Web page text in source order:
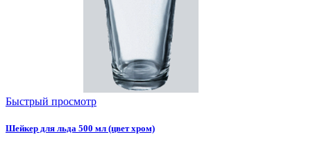
Быстрый просмотр
Шейкер для льда 500 мл (цвет хром)